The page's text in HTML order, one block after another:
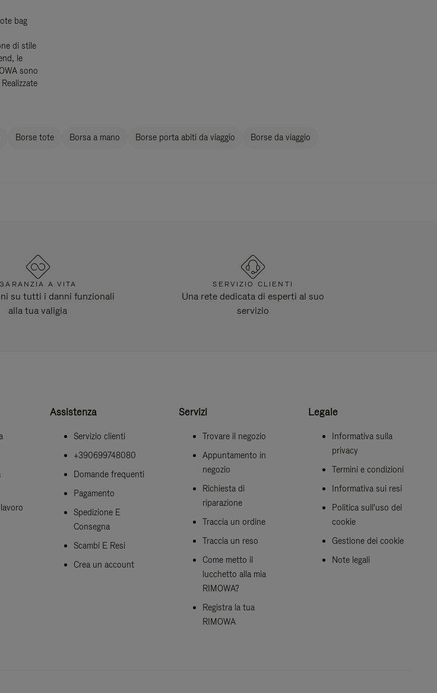
bag
di stile
le
sono
Borse tote Borsa a mano Borse porta abiti da viaggio Borse da viaggio
A VITA
su tutti i danni funzionali
alla tua valigia
SERVIZIO CLIENTI
Una rete dedicata di esperti al suo
servizio
Assistenza
Servizio clienti
+390699748080
Domande frequenti
Pagamento
Spedizione E
Consegna
Scambi E Resi
Crea un account
Servizi
Trovare il negozio
Appuntamento in
negozio
Richiesta di
riparazione
Traccia un ordine
Traccia un reso
Come metto il
lucchetto alla mia
RIMOWA?
Registra la tua
RIMOWA
Legale
Informativa sulla
privacy
Termini e condizioni
Informativa sui resi
Politica sull'uso dei
cookie
Gestione dei cookie
Note legali